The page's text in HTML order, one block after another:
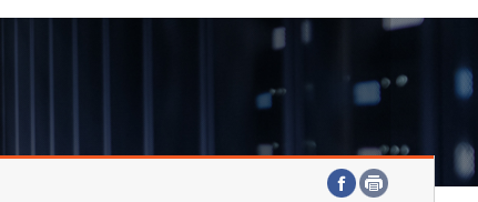
호남권연구본부
연구원 고객헌장
주요업무연락처